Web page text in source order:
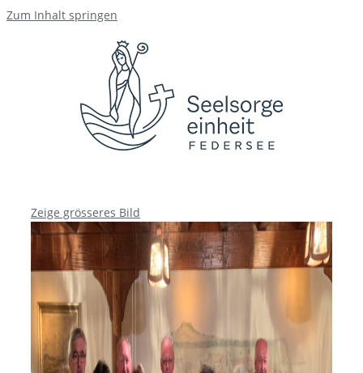
Zum Inhalt springen
Zeige grösseres Bild